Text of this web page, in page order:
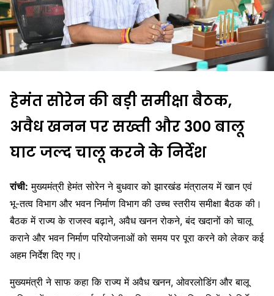
हेमंत सोरेन की बड़ी समीक्षा बैठक,
अवैध खनन पर सख्ती और 300 बालू
घाट जल्द चालू करने के निर्देश
रांची: मुख्यमंत्री हेमंत सोरेन ने बुधवार को झारखंड मंत्रालय में खान एवं
भू-तत्व विभाग और भवन निर्माण विभाग की उच्च स्तरीय समीक्षा बैठक की।
बैठक में राज्य के राजस्व बढ़ाने, अवैध खनन रोकने, बंद खदानों को चालू
कराने और भवन निर्माण परियोजनाओं को समय पर पूरा करने को लेकर कई
अहम निर्देश दिए गए।
मुख्यमंत्री ने साफ कहा कि राज्य में अवैध खनन, ओवरलोडिंग और बालू